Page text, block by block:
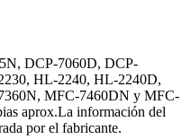
DCP-7060D, DCP-
HL-2240, HL-2240D,
MFC-7460DN y MFC-
aprox.La información del
por el fabricante.